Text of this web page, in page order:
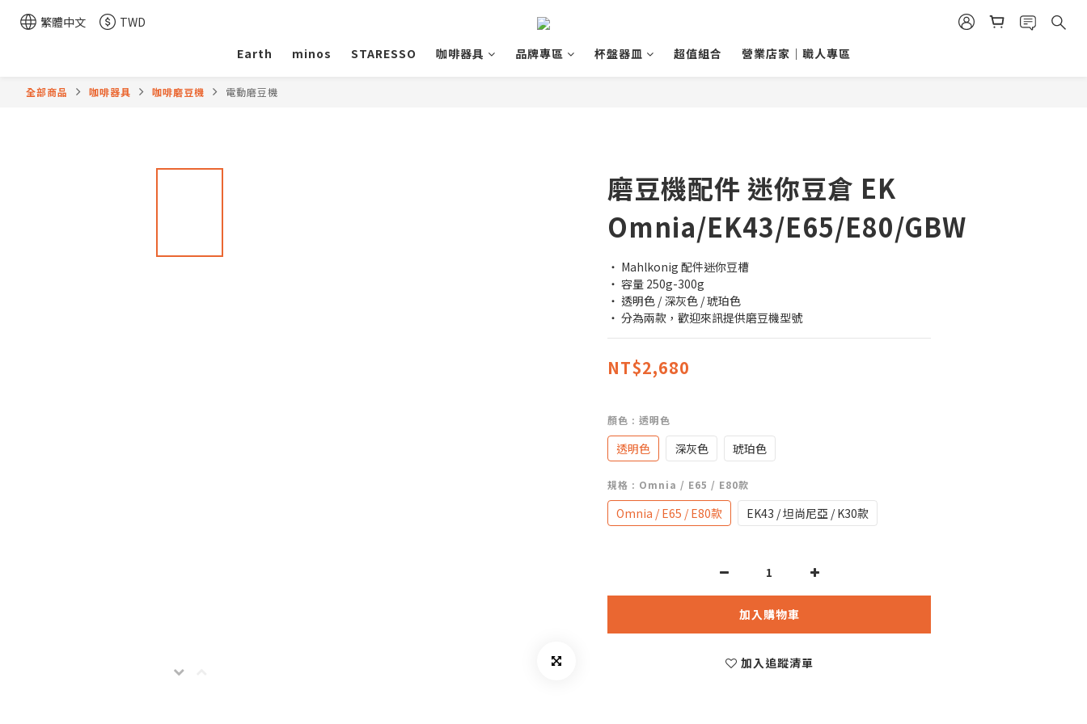
繁體中文
TWD
Earth
minos STARESSO 咖啡器具 品牌專區 杯盤器皿 超值組合 營業店家｜職人專區
全部商品 咖啡器具 咖啡磨豆機 電動磨豆機
磨豆機配件 迷你豆倉 EK
Omnia/EK43/E65/E80/GBW
・ Mahlkonig 配件迷你豆槽
・ 容量 250g-300g
・ 透明色 / 深灰色 / 琥珀色
・ 分為兩款，歡迎來訊提供磨豆機型號
NT$2,680
顏色 : 透明色
透明色 深灰色 琥珀色
規格 : Omnia / E65 / E80款
Omnia / E65 / E80款 EK43 / 坦尚尼亞 / K30款
加入購物車
加入追蹤清單